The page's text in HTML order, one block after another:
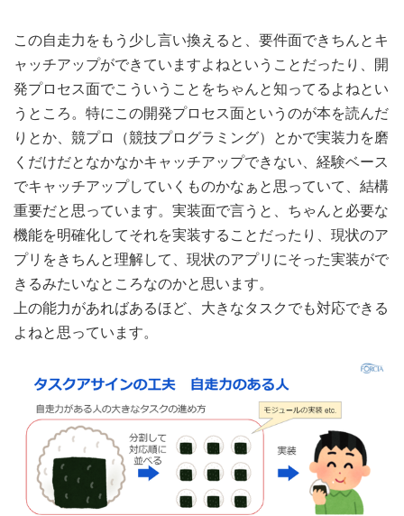
この自走力をもう少し言い換えると、要件面できちんとキ
ャッチアップができていますよねということだったり、開
発プロセス面でこういうことをちゃんと知ってるよねとい
うところ。特にこの開発プロセス面というのが本を読んだ
りとか、競プロ（競技プログラミング）とかで実装力を磨
くだけだとなかなかキャッチアップできない、経験ベース
でキャッチアップしていくものかなぁと思っていて、結構
重要だと思っています。実装面で言うと、ちゃんと必要な
機能を明確化してそれを実装することだったり、現状のア
プリをきちんと理解して、現状のアプリにそった実装がで
きるみたいなところなのかと思います。
上の能力があればあるほど、大きなタスクでも対応できる
よねと思っています。